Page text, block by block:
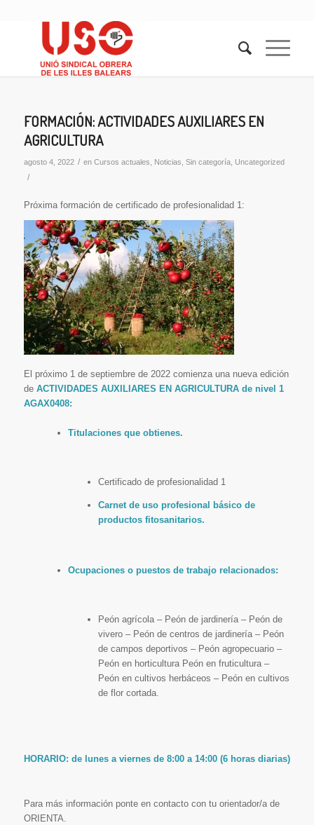
FORMACIÓN: ACTIVIDADES AUXILIARES EN
AGRICULTURA
agosto 4, 2022 / en Cursos actuales Noticias Sin categoría, Uncategorized
/
Próxima formación de certificado de profesionalidad 1:
El próximo 1 de septiembre de 2022 comienza una nueva edición
de ACTIVIDADES AUXILIARES EN AGRICULTURA de nivel 1
AGAX0408:
Titulaciones que obtienes.
Certificado de profesionalidad 1
Carnet de uso profesional básico de
productos fitosanitarios.
Ocupaciones o puestos de trabajo relacionados:
Peón agrícola – Peón de jardinería – Peón de
vivero – Peón de centros de jardinería – Peón
de campos deportivos – Peón agropecuario –
Peón en horticultura Peón en fruticultura –
Peón en cultivos herbáceos – Peón en cultivos
de flor cortada.
HORARIO: de lunes a viernes de 8:00 a 14:00 (6 horas diarias)
Para más información ponte en contacto con tu orientador/a de
ORIENTA.